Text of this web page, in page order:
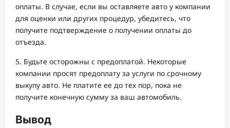
оплаты. В случае, если вы оставляете авто у компании
для оценки или других процедур, убедитесь, что
получите подтверждение о получении оплаты до
отъезда.
5. Будьте осторожны с предоплатой. Некоторые
компании просят предоплату за услуги по срочному
выкупу авто. Не платите ее до тех пор, пока не
получите конечную сумму за ваш автомобиль.
Вывод